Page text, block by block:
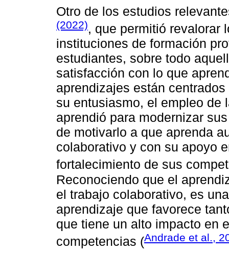
Otro de los estudios
(2022), que permitió revalorar
instituciones de formación
estudiantes, sobre todo
satisfacción con lo que
aprendizajes están
su entusiasmo, el empleo de
aprendió para modernizar
de motivarlo a que aprenda
colaborativo y con su apoyo
fortalecimiento de sus
Reconociendo que el
el trabajo colaborativo, es
aprendizaje que favorece
que tiene un alto impacto en
competencias (Andrade et al.,